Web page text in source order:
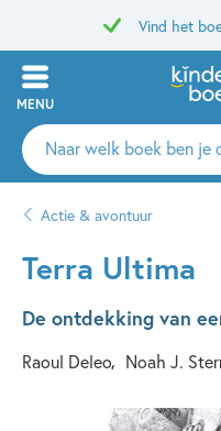
Vind het
MENU
Zoeken
naar
auteurs
uitgevers
Actie & avontuur
Terra Ultima
De ontdekking van
Raoul Deleo Noah J.